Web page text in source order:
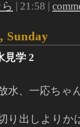
| 21:58 |
Sunday
見学 2
水、一応ちゃ
り出しよりか